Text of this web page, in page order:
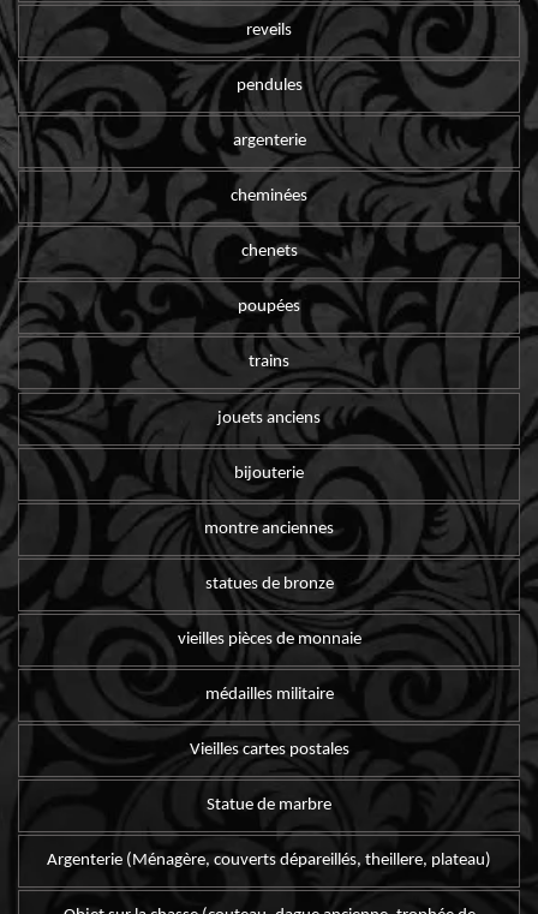
reveils
pendules
argenterie
cheminées
chenets
poupées
trains
jouets anciens
bijouterie
montre anciennes
statues de bronze
vieilles pièces de monnaie
médailles militaire
Vieilles cartes postales
Statue de marbre
Argenterie (Ménagère, couverts dépareillés, theillere, plateau)